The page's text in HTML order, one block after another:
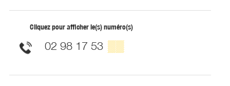
Cliquez pour afficher le(s) numéro(s)
02 98 17 53 ▒▒